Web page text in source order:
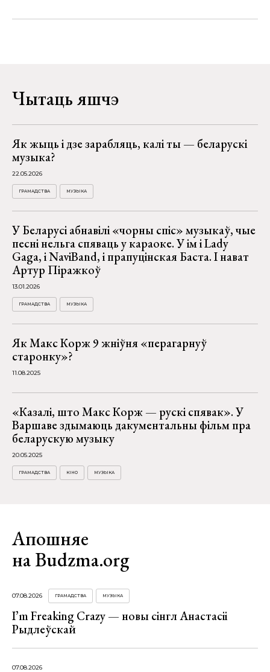
Чытаць яшчэ
Як жыць і дзе зарабляць, калі ты — беларускі
музыка?
22.05.2026
ГРАМАДСТВА МУЗЫКА
У Беларусі абнавілі «чорны спіс» музыкаў, чые
песні нельга спяваць у караоке. У ім і Lady
Gaga, і NaviBand, і прапуцінская Баста. І нават
Артур Піражкоў
13.01.2026
ГРАМАДСТВА МУЗЫКА
Як Макс Корж 9 жніўня «перагарнуў
старонку»?
11.08.2025
«Казалі, што Макс Корж — рускі спявак». У
Варшаве здымаюць дакументальны фільм пра
беларускую музыку
20.05.2025
ГРАМАДСТВА КІНО МУЗЫКА
Апошняе
на Budzma.org
07.08.2026 ГРАМАДСТВА МУЗЫКА
I’m Freaking Crazy — новы сінгл Анастасіі
Рыдлеўскай
07.08.2026